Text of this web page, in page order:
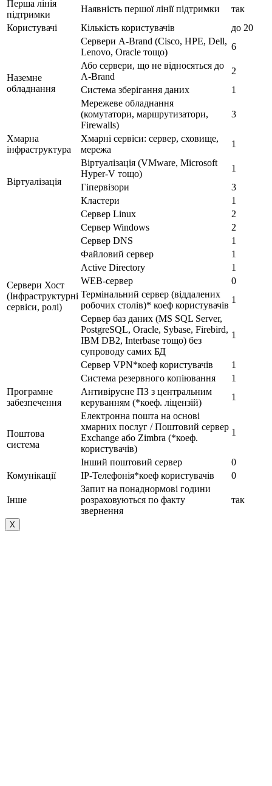
Перша лінія
підтримки
Наявність першої лінії підтримки
так
Користувачі
Кількість користувачів до 20
Наземне
обладнання
Сервери A-Brand (Cisco, HPE, Dell,
Lenovo, Oracle тощо)
6
Або сервери, що не відносяться до
A-Brand
2
Система зберігання даних
1
Мережеве обладнання
(комутатори, маршрутизатори,
Firewalls)
3
Хмарна
інфраструктура
Хмарні сервіси: сервер, сховище,
мережа
1
Віртуалізація
Віртуалізація (VMware, Microsoft
Hyper-V тощо)
1
Гіпервізори
3
Кластери
1
Сервери Хост
(Інфраструктурні
сервіси, ролі)
Сервер Linux
2
Сервер Windows
2
Сервер DNS
1
Файловий сервер
1
Active Directory
1
WEB-сервер
0
Термінальний сервер (віддалених
робочих столів)* коеф користувачів
1
Сервер баз даних (MS SQL Server,
PostgreSQL, Oracle, Sybase, Firebird,
IBM DB2, Interbase тощо) без
супроводу самих БД
1
Сервер VPN*коеф користувачів
1
Система резервного копіювання
1
Програмне
забезпечення
Антивірусне ПЗ з центральним
керуванням (*коеф. ліцензій)
1
Поштова
система
Електронна пошта на основі
хмарних послуг / Поштовий сервер
Exchange або Zimbra (*коеф.
користувачів)
1
Інший поштовий сервер
0
Комунікації
IP-Телефонія*коеф користувачів 0
Інше
Запит на понаднормові години
розраховуються по факту
звернення
так
Х